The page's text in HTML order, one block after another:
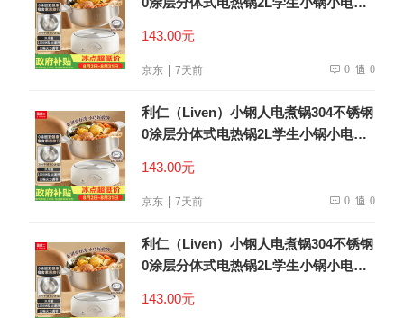
143.00元
京东 7天前 0 0
利仁（Liven）小钢人电煮锅304不锈钢
0涂层分体式电热锅2L学生小锅小电锅
143.00元
京东 7天前 0 0
利仁（Liven）小钢人电煮锅304不锈钢
0涂层分体式电热锅2L学生小锅小电锅
143.00元